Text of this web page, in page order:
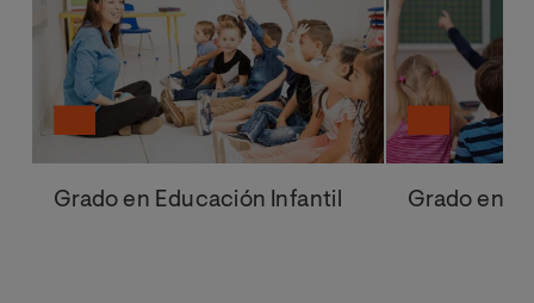
Grado en Educación Infantil Grado en